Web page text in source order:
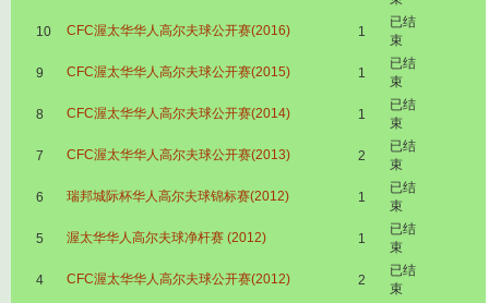
10 CFC渥太华华人高尔夫球公开赛(2016) 1
已结
束
9 CFC渥太华华人高尔夫球公开赛(2015) 1
已结
束
8 CFC渥太华华人高尔夫球公开赛(2014) 1
已结
束
7 CFC渥太华华人高尔夫球公开赛(2013) 2
已结
束
6 瑞邦城际杯华人高尔夫球锦标赛(2012) 1
已结
束
5 渥太华华人高尔夫球净杆赛 (2012) 1
已结
束
4 CFC渥太华华人高尔夫球公开赛(2012) 2
已结
束